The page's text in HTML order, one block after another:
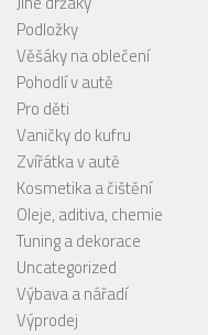
Podložky
Věšáky na oblečení
Pohodlí v autě
Pro děti
Vaničky do kufru
Zvířátka v autě
Kosmetika a čištění
Oleje, aditiva, chemie
Tuning a dekorace
Uncategorized
Výbava a nářadí
Výprodej